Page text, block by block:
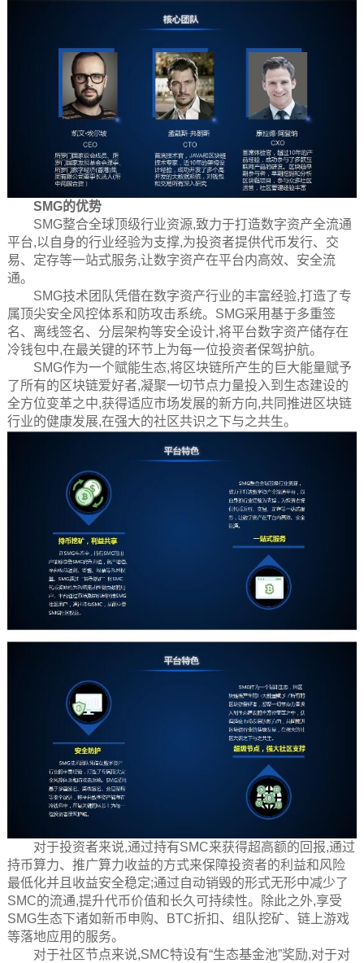
SMG的优势
SMG整合全球顶级行业资源,致力于打造数字资产全流通
平台,以自身的行业经验为支撑,为投资者提供代币发行、交
易、定存等一站式服务,让数字资产在平台内高效、安全流
通。
SMG技术团队凭借在数字资产行业的丰富经验,打造了专
属顶尖安全风控体系和防攻击系统。SMG采用基于多重签
名、离线签名、分层架构等安全设计,将平台数字资产储存在
冷钱包中,在最关键的环节上为每一位投资者保驾护航。
SMG作为一个赋能生态,将区块链所产生的巨大能量赋予
了所有的区块链爱好者,凝聚一切节点力量投入到生态建设的
全方位变革之中,获得适应市场发展的新方向,共同推进区块链
行业的健康发展,在强大的社区共识之下与之共生。
对于投资者来说,通过持有SMC来获得超高额的回报,通过
持币算力、推广算力收益的方式来保障投资者的利益和风险
最低化并且收益安全稳定;通过自动销毁的形式无形中减少了
SMC的流通,提升代币价值和长久可持续性。除此之外,享受
SMG生态下诸如新币申购、BTC折扣、组队挖矿、链上游戏
等落地应用的服务。
对于社区节点来说,SMC特设有“生态基金池”奖励,对于对